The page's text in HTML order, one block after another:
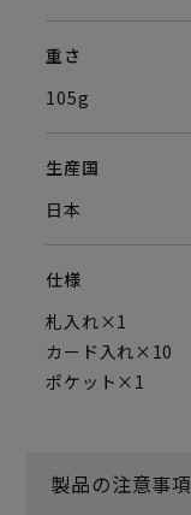
重さ
105g
生産国
日本
仕様
札入れ×1
カード入れ×10
ポケット×1
製品の注意事項